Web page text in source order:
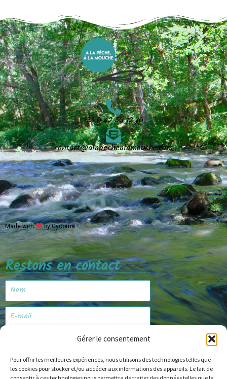
Gérer le consentement
Pour offrir les meilleures expériences, nous utilisons des technologies telles que
les cookies pour stocker et/ou accéder aux informations des appareils. Le fait de
+33 6 42 56 12 76
contact@alapechealamouche.com
Made with by Cycoma
Restons en contact
Je m'abonne